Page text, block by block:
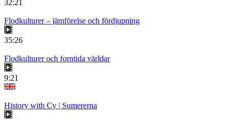
32:21
Flodkulturer – jämförelse och fördjupning
35:26
Flodkulturer och forntida världar
9:21
History with Cy | Sumererna